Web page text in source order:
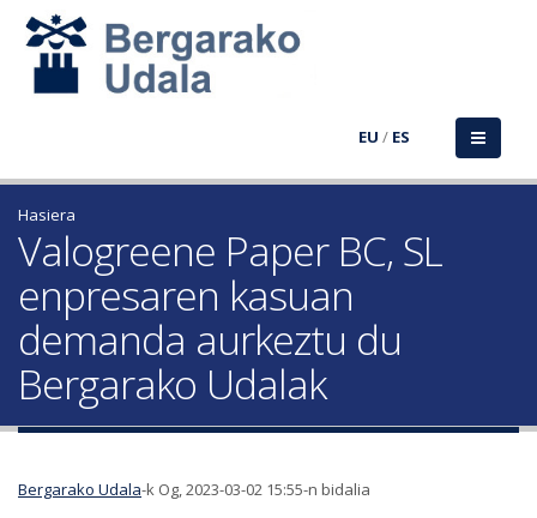
EU / ES
Hasiera
Valogreene Paper BC, SL
enpresaren kasuan
demanda aurkeztu du
Bergarako Udalak
Bergarako Udala-k Og, 2023-03-02 15:55-n bidalia